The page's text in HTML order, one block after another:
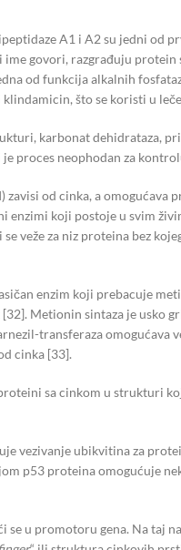
A1 i A2 su jedni od
govori, razgrađuju
od funkcija alkalnih
što se koristi u
karbonat dehidrataza,
proces neophodan za
od cinka, a omogućava
koji postoje u svim
veže za niz proteina bez
enzim koji prebacuje
Metionin sintaza je usko
transferaza omogućava
cinka [33].
sa cinkom u strukturi
vezivanje ubikvitina za
p53 proteina omogućuje
u promotoru gena. Na taj